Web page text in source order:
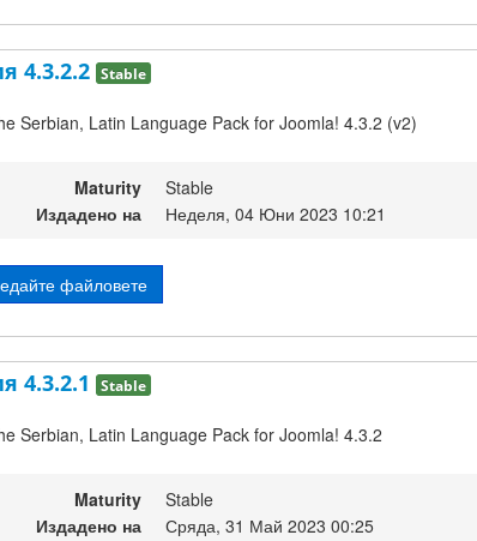
4.3.2.2 Stable
Serbian, Latin Language Pack for Joomla! 4.3.2 (v2)
Maturity
Stable
Издадено на
Неделя, 04 Юни 2023 10:21
файловете
4.3.2.1 Stable
Serbian, Latin Language Pack for Joomla! 4.3.2
Maturity
Stable
Издадено на
Сряда, 31 Май 2023 00:25